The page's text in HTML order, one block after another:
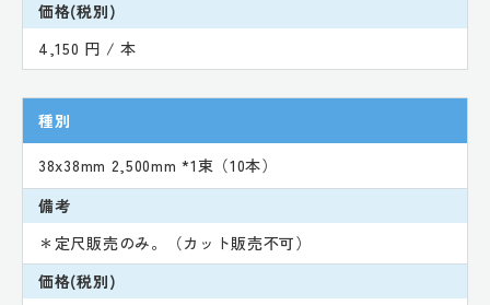
価格(税別)
4,150 円 / 本
種別
38x38mm 2,500mm *1束（10本）
備考
＊定尺販売のみ。（カット販売不可）
価格(税別)